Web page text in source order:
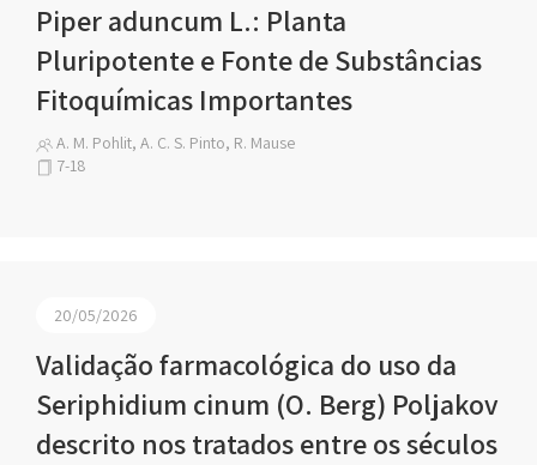
Piper aduncum L.: Planta
Pluripotente e Fonte de Substâncias
Fitoquímicas Importantes
A. M. Pohlit, A. C. S. Pinto, R. Mause
7-18
20/05/2026
Validação farmacológica do uso da
Seriphidium cinum (O. Berg) Poljakov
descrito nos tratados entre os séculos